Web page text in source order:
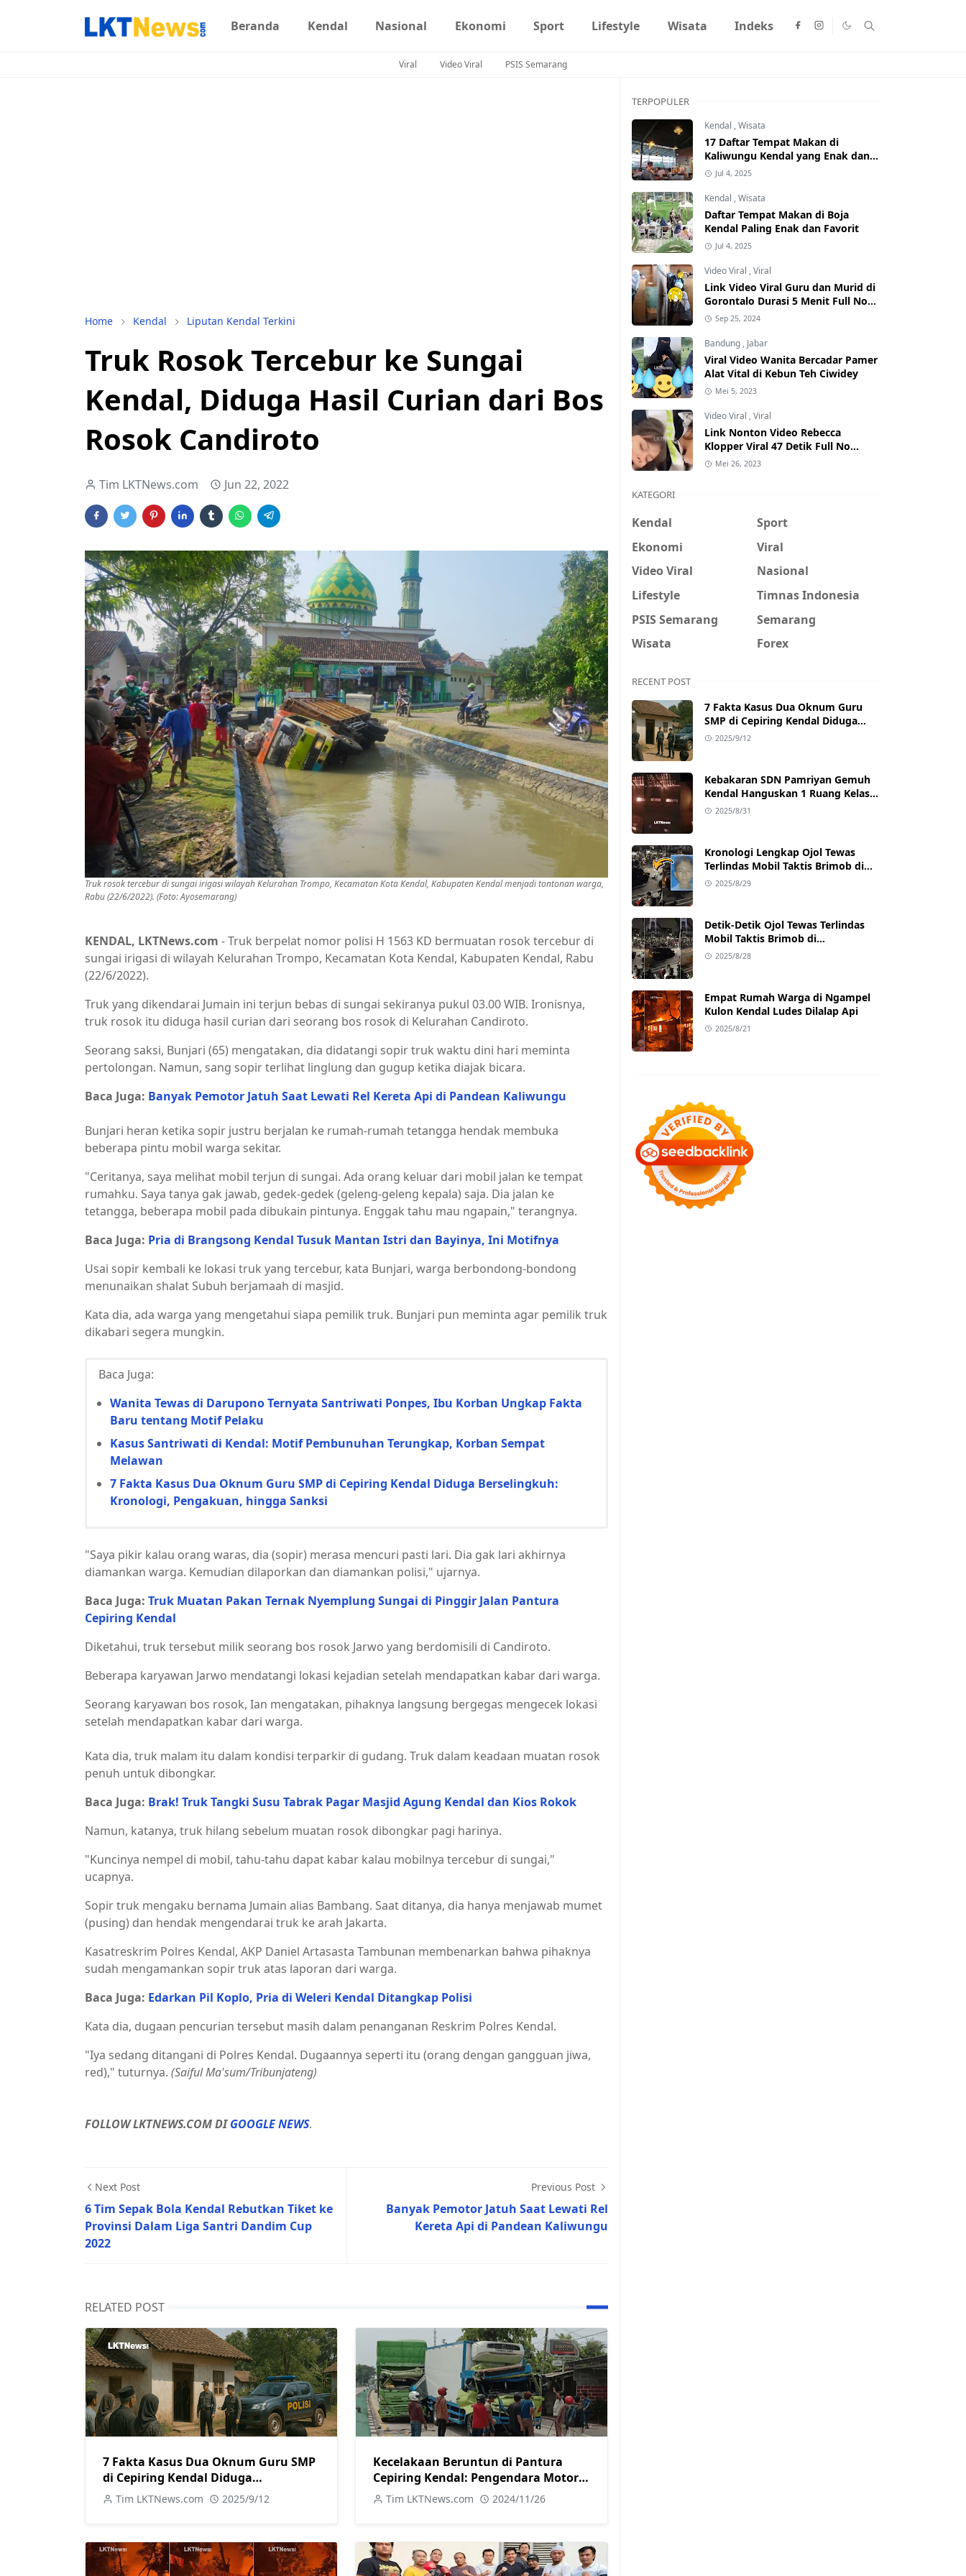
Beranda Kendal Nasional Ekonomi Sport Lifestyle Wisata Indeks
Viral Video Viral PSIS Semarang
Home Kendal Liputan Kendal Terkini
Truk Rosok Tercebur ke Sungai
Kendal, Diduga Hasil Curian dari Bos
Rosok Candiroto
Tim LKTNews.com Jun 22, 2022
Truk rosok tercebur di sungai irigasi wilayah Kelurahan Trompo, Kecamatan Kota Kendal, Kabupaten Kendal menjadi tontonan warga,
Rabu (22/6/2022). (Foto: Ayosemarang)
KENDAL, LKTNews.com - Truk berpelat nomor polisi H 1563 KD bermuatan rosok tercebur di
sungai irigasi di wilayah Kelurahan Trompo, Kecamatan Kota Kendal, Kabupaten Kendal, Rabu
(22/6/2022).
Truk yang dikendarai Jumain ini terjun bebas di sungai sekiranya pukul 03.00 WIB. Ironisnya,
truk rosok itu diduga hasil curian dari seorang bos rosok di Kelurahan Candiroto.
Seorang saksi, Bunjari (65) mengatakan, dia didatangi sopir truk waktu dini hari meminta
pertolongan. Namun, sang sopir terlihat linglung dan gugup ketika diajak bicara.
Baca Juga: Banyak Pemotor Jatuh Saat Lewati Rel Kereta Api di Pandean Kaliwungu
Bunjari heran ketika sopir justru berjalan ke rumah-rumah tetangga hendak membuka
beberapa pintu mobil warga sekitar.
"Ceritanya, saya melihat mobil terjun di sungai. Ada orang keluar dari mobil jalan ke tempat
rumahku. Saya tanya gak jawab, gedek-gedek (geleng-geleng kepala) saja. Dia jalan ke
tetangga, beberapa mobil pada dibukain pintunya. Enggak tahu mau ngapain," terangnya.
Baca Juga: Pria di Brangsong Kendal Tusuk Mantan Istri dan Bayinya, Ini Motifnya
Usai sopir kembali ke lokasi truk yang tercebur, kata Bunjari, warga berbondong-bondong
menunaikan shalat Subuh berjamaah di masjid.
Kata dia, ada warga yang mengetahui siapa pemilik truk. Bunjari pun meminta agar pemilik truk
dikabari segera mungkin.
Baca Juga:
Wanita Tewas di Darupono Ternyata Santriwati Ponpes, Ibu Korban Ungkap Fakta
Baru tentang Motif Pelaku
Kasus Santriwati di Kendal: Motif Pembunuhan Terungkap, Korban Sempat
Melawan
7 Fakta Kasus Dua Oknum Guru SMP di Cepiring Kendal Diduga Berselingkuh:
Kronologi, Pengakuan, hingga Sanksi
"Saya pikir kalau orang waras, dia (sopir) merasa mencuri pasti lari. Dia gak lari akhirnya
diamankan warga. Kemudian dilaporkan dan diamankan polisi," ujarnya.
Baca Juga: Truk Muatan Pakan Ternak Nyemplung Sungai di Pinggir Jalan Pantura
Cepiring Kendal
Diketahui, truk tersebut milik seorang bos rosok Jarwo yang berdomisili di Candiroto.
Beberapa karyawan Jarwo mendatangi lokasi kejadian setelah mendapatkan kabar dari warga.
Seorang karyawan bos rosok, Ian mengatakan, pihaknya langsung bergegas mengecek lokasi
setelah mendapatkan kabar dari warga.
Kata dia, truk malam itu dalam kondisi terparkir di gudang. Truk dalam keadaan muatan rosok
penuh untuk dibongkar.
Baca Juga: Brak! Truk Tangki Susu Tabrak Pagar Masjid Agung Kendal dan Kios Rokok
Namun, katanya, truk hilang sebelum muatan rosok dibongkar pagi harinya.
"Kuncinya nempel di mobil, tahu-tahu dapat kabar kalau mobilnya tercebur di sungai,"
ucapnya.
Sopir truk mengaku bernama Jumain alias Bambang. Saat ditanya, dia hanya menjawab mumet
(pusing) dan hendak mengendarai truk ke arah Jakarta.
Kasatreskrim Polres Kendal, AKP Daniel Artasasta Tambunan membenarkan bahwa pihaknya
sudah mengamankan sopir truk atas laporan dari warga.
Baca Juga: Edarkan Pil Koplo, Pria di Weleri Kendal Ditangkap Polisi
Kata dia, dugaan pencurian tersebut masih dalam penanganan Reskrim Polres Kendal.
"Iya sedang ditangani di Polres Kendal. Dugaannya seperti itu (orang dengan gangguan jiwa,
red)," tuturnya. (Saiful Ma'sum/Tribunjateng)
FOLLOW LKTNEWS.COM DIGOOGLE NEWS.
Next Post
6 Tim Sepak Bola Kendal Rebutkan Tiket ke
Provinsi Dalam Liga Santri Dandim Cup
2022
Previous Post
Banyak Pemotor Jatuh Saat Lewati Rel
Kereta Api di Pandean Kaliwungu
RELATED POST
7 Fakta Kasus Dua Oknum Guru SMP
di Cepiring Kendal Diduga
Berselingkuh: Kronologi, Pengakuan,
hingga Sanksi
Tim LKTNews.com 2025/9/12
Kecelakaan Beruntun di Pantura
Cepiring Kendal: Pengendara Motor
Tewas Terjepit Truk
Tim LKTNews.com 2024/11/26
TERPOPULER
Kendal ,Wisata
17 Daftar Tempat Makan di
Kaliwungu Kendal yang Enak dan
Populer
Jul 4, 2025
Kendal ,Wisata
Daftar Tempat Makan di Boja
Kendal Paling Enak dan Favorit
Jul 4, 2025
Video Viral ,Viral
Link Video Viral Guru dan Murid di
Gorontalo Durasi 5 Menit Full No
Sensor Bertebaran di Internet,
Hati-Hati Phising!
Sep 25, 2024
Bandung , Jabar
Viral Video Wanita Bercadar Pamer
Alat Vital di Kebun Teh Ciwidey
Mei 5, 2023
Video Viral ,Viral
Link Nonton Video Rebecca
Klopper Viral 47 Detik Full No
Sensor Bertebaran di Internet,
Mei 26, 2023
KATEGORI
Kendal
Sport
Ekonomi
Viral
Video Viral
Nasional
Lifestyle
Timnas Indonesia
PSIS Semarang
Semarang
Wisata
Forex
RECENT POST
7 Fakta Kasus Dua Oknum Guru
SMP di Cepiring Kendal Diduga
Berselingkuh: Kronologi,
2025/9/12
Kebakaran SDN Pamriyan Gemuh
Kendal Hanguskan 1 Ruang Kelas
dan Toilet
2025/8/31
Kronologi Lengkap Ojol Tewas
Terlindas Mobil Taktis Brimob di
Pejompongan, Ternyata Sedang
2025/8/29
Detik-Detik Ojol Tewas Terlindas
Mobil Taktis Brimob di
Pejompongan, Viral di Medsos
2025/8/28
Empat Rumah Warga di Ngampel
Kulon Kendal Ludes Dilalap Api
2025/8/21